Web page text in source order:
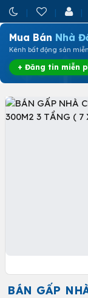
Mua Bán Nhà
Kênh bất động sản
+ Đăng tin miễn
BÁN GẤP